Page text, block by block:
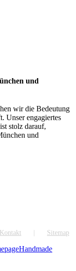
und
wir die Bedeutung
Unser engagiertes
stolz darauf,
und
Kontakt Sitemap